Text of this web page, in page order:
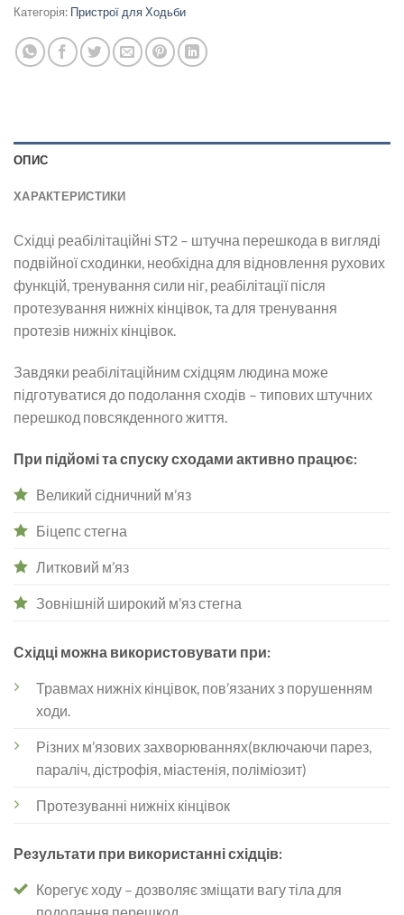
Категорія: Пристрої для Ходьби
ОПИС
ХАРАКТЕРИСТИКИ
Східці реабілітаційні ST2 – штучна перешкода в вигляді
подвійної сходинки, необхідна для відновлення рухових
функцій, тренування сили ніг, реабілітації після
протезування нижніх кінцівок, та для тренування
протезів нижніх кінцівок.
Завдяки реабілітаційним східцям людина може
підготуватися до подолання сходів – типових штучних
перешкод повсякденного життя.
При підйомі та спуску сходами активно працює:
Великий сідничний м’яз
Біцепс стегна
Литковий м’яз
Зовнішній широкий м’яз стегна
Східці можна використовувати при:
Травмах нижніх кінцівок, пов’язаних з порушенням
ходи.
Різних м’язових захворюваннях(включаючи парез,
параліч, дістрофія, міастенія, поліміозит)
Протезуванні нижніх кінцівок
Результати при використанні східців:
Корегує ходу – дозволяє зміщати вагу тіла для